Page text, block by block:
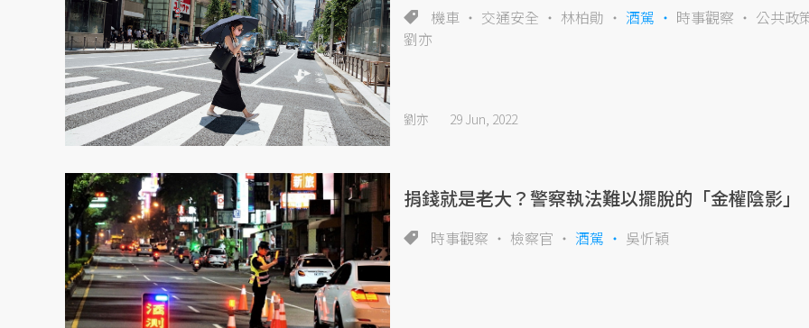
機車 交通安全 林柏勛 酒駕 時事觀察
公共政
劉亦
劉亦 29 Jun, 2022
捐錢就是老大？警察執法難以擺脫的「金權陰影」
時事觀察 檢察官 酒駕 吳忻穎